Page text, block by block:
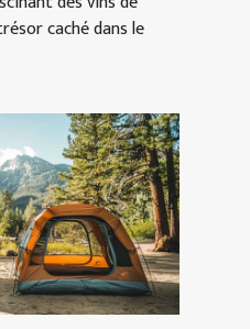
caché dans le